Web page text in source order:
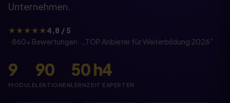
Unternehmen.
★★★★★4,8 / 5
· 860+ Bewertungen · „ TOP Anbieter für Weiterbildung 2026"
9
MODULE
90
LEKTIONEN
50h
LERNZEIT
4
EXPERTEN